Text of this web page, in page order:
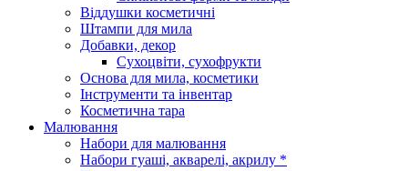
Віддушки косметичні
Штампи для мила
Добавки, декор
Сухоцвіти, сухофрукти
Основа для мила, косметики
Інструменти та інвентар
Косметична тара
Малювання
Набори для малювання
Набори гуаші, акварелі, акрилу *